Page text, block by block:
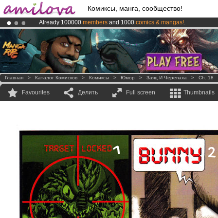
Комиксы, манга, сообщество!
Already 100000 members and 1000 comics & mangas!.
AmilovaKickstarter is now LIVE!.
Premium membership from3.95 euros per month !Get membership
Главная > Каталог Комисков > Комиксы > Юмор > Заяц И Черепаха > Ch. 18
Favourites Делить Full screen Thumbnails
1 2